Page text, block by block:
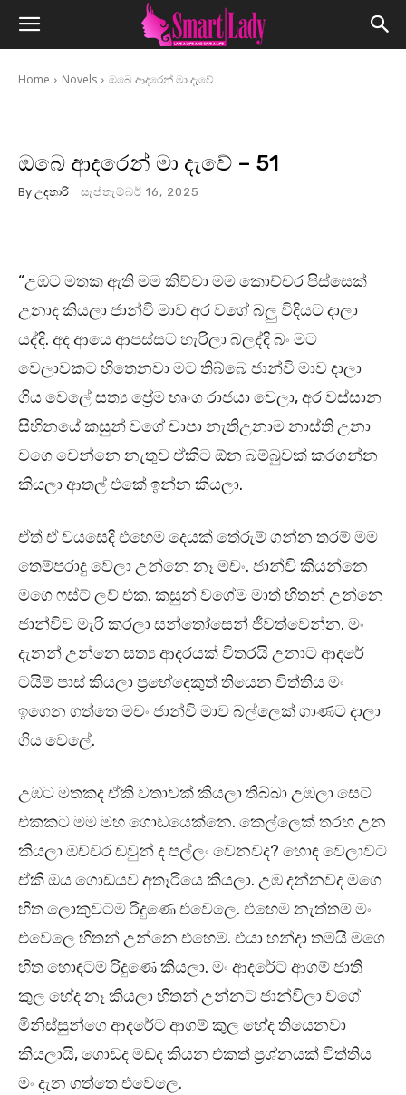
Home Novels ඔබෙ ආදරෙන් මා දැවේ
ඔබෙ ආදරෙන් මා දැවේ – 51
By උදතාරි සැප්තැම්බර් 16, 2025
“උඹට මතක ඇති මම කිව්වා මම කොච්චර පිස්සෙක්
උනාද කියලා ජාන්වි මාව අර වගේ බලු විදියට දාලා
යද්දි. අද ආයෙ ආපස්සට හැරිලා බලද්දි බං මට
වෙලාවකට හිතෙනවා මට තිබ්බෙ ජාන්වි මාව දාලා
ගිය වෙලේ සත්‍ය ප්‍රේම භෘංග රාජයා වෙලා, අර වස්සාන
සිහිනයේ කසුන් වගේ චාපා නැතිඋනාම නාස්ති උනා
වගෙ වෙන්නෙ නැතුව ඒකිට ඕන බම්බුවක් කරගන්න
කියලා ආතල් එකේ ඉන්න කියලා.
ඒත් ඒ වයසෙදි එහෙම දෙයක් තේරුම් ගන්න තරම් මම
තෙම්පරාදු වෙලා උන්නෙ නෑ මචං. ජාන්වි කියන්නෙ
මගෙ ෆස්ට් ලව් එක. කසුන් වගේම මාත් හිතන් උන්නෙ
ජාන්විව මැරි කරලා සන්තෝසෙන් ජීවත්වෙන්න. මං
දැනන් උන්නෙ සත්‍ය ආදරයක් විතරයි උනාට ආදරේ
ටයිම් පාස් කියලා ප්‍රභේදෙකුත් තියෙන විත්තිය මං
ඉගෙන ගත්තෙ මචං ජාන්වි මාව බල්ලෙක් ගාණට දාලා
ගිය වෙලේ.
උඹට මතකද ඒකි වතාවක් කියලා තිබ්බා උඹලා සෙට්
එකකට මම මහ ගොඩයෙක්නෙ. කෙල්ලෙක් තරහ උන
කියලා ඔච්චර ඩවුන් ද පල්ලං වෙනවද? හොඳ වෙලාවට
ඒකි ඔය ගොඩයව අතෑරියෙ කියලා. උඹ දන්නවද මගෙ
හිත ලොකුවටම රිදුණෙ එවෙලෙ. එහෙම නැත්තම් මං
එවෙලෙ හිතන් උන්නෙ එහෙම. එයා හන්දා තමයි මගෙ
හිත හොඳටම රිදුණෙ කියලා. මං ආදරේට ආගම් ජාති
කුල භේද නෑ කියලා හිතන් උන්නට ජාන්විලා වගේ
මිනිස්සුන්ගෙ ආදරේට ආගම් කුල භේද තියෙනවා
කියලායි, ගොඩද මඩද කියන එකත් ප්‍රශ්නයක් විත්තිය
මං දැන ගත්තෙ එවෙලෙ.